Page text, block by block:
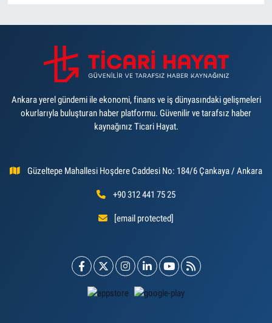
Ankara yerel gündemi ile ekonomi, finans ve iş dünyasındaki gelişmeleri
okurlarıyla buluşturan haber platformu. Güvenilir ve tarafsız haber
kaynağınız Ticari Hayat.
Güzeltepe Mahallesi Hoşdere Caddesi No: 184/6 Çankaya / Ankara
+90 312 441 75 25
[email protected]